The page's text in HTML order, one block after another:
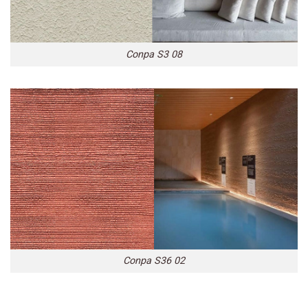
Conpa S3 08
Conpa S36 02